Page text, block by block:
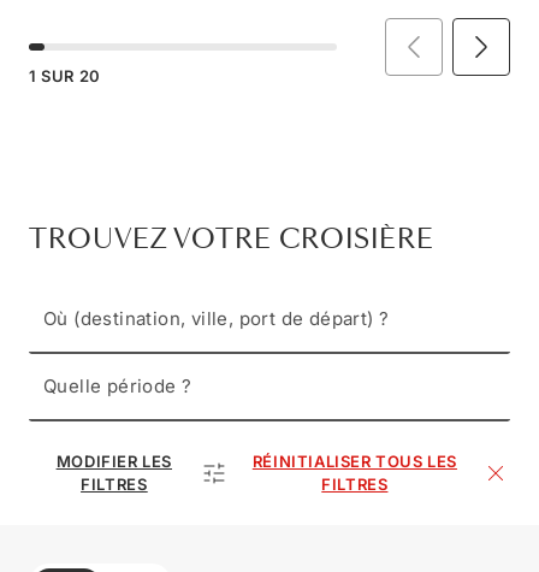
1 SUR 20
TROUVEZ VOTRE CROISIÈRE
Où (destination, ville, port de départ) ?
Quelle période ?
MODIFIER LES
FILTRES
RÉINITIALISER TOUS LES
FILTRES